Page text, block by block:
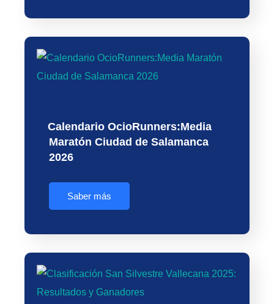
Calendario OcioRunners:Media
Maratón Ciudad de Salamanca
2026
Saber más